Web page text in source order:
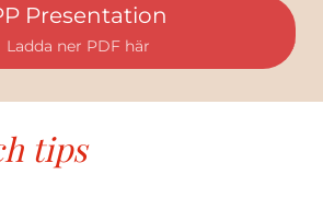
Presentation
Ladda ner PDF här
tips